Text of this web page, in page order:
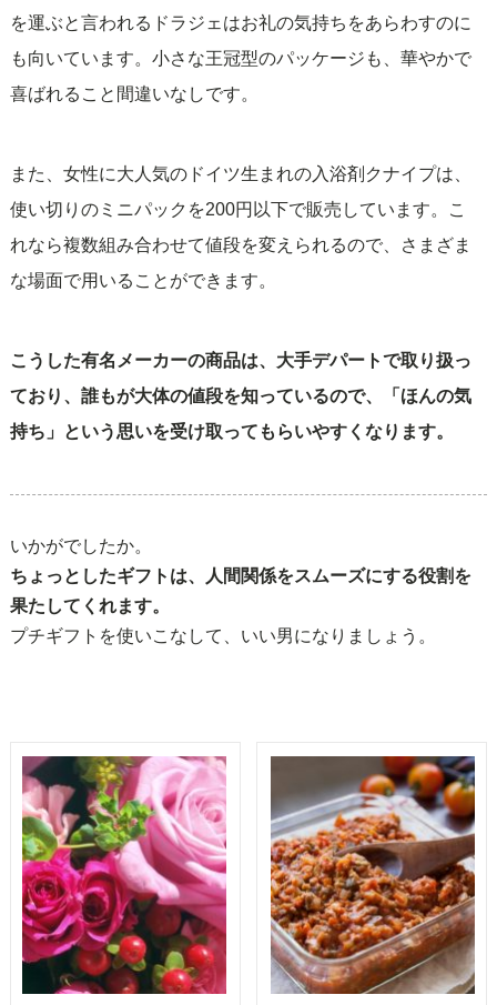
を運ぶと言われるドラジェはお礼の気持ちをあらわすのに
も向いています。小さな王冠型のパッケージも、華やかで
喜ばれること間違いなしです。
また、女性に大人気のドイツ生まれの入浴剤クナイプは、
使い切りのミニパックを200円以下で販売しています。こ
れなら複数組み合わせて値段を変えられるので、さまざま
な場面で用いることができます。
こうした有名メーカーの商品は、大手デパートで取り扱っ
ており、誰もが大体の値段を知っているので、「ほんの気
持ち」という思いを受け取ってもらいやすくなります。
いかがでしたか。
ちょっとしたギフトは、人間関係をスムーズにする役割を
果たしてくれます。
プチギフトを使いこなして、いい男になりましょう。